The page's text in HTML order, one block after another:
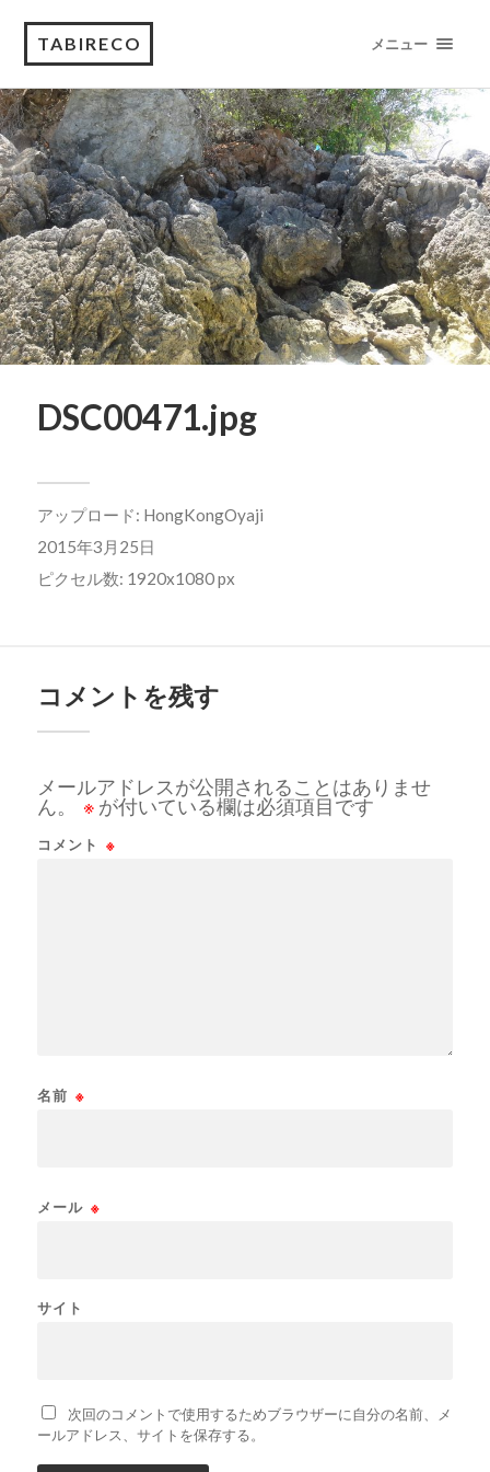
TABIRECO メニュー
DSC00471.jpg
アップロード: HongKongOyaji
2015年3月25日
ピクセル数: 1920x1080 px
コメントを残す
メールアドレスが公開されることはありませ
ん。
※ が付いている欄は必須項目です
コメント ※
名前 ※
メール ※
サイト
次回のコメントで使用するためブラウザーに自分の名前、メ
ールアドレス、サイトを保存する。